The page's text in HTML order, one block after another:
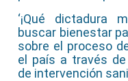
‘¡Qué dictadura
buscar bienestar
sobre el proceso
el país a través
de intervención